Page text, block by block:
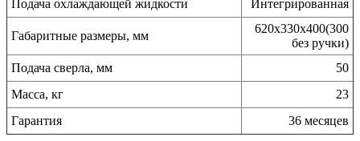
Подача охлаждающей жидкости
Интегрированная
Габаритные размеры, мм
620х330х400(300
без ручки)
Подача сверла, мм
50
Масса, кг
23
Гарантия
36 месяцев